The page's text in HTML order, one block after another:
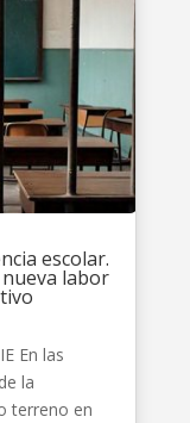
escolar.
labor
En las
la
terreno en